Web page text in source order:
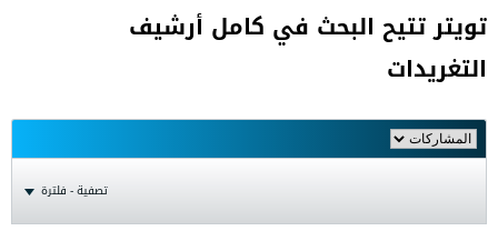
تويتر تتيح البحث في كامل أرشيف
التغريدات
تصفية - فلترة